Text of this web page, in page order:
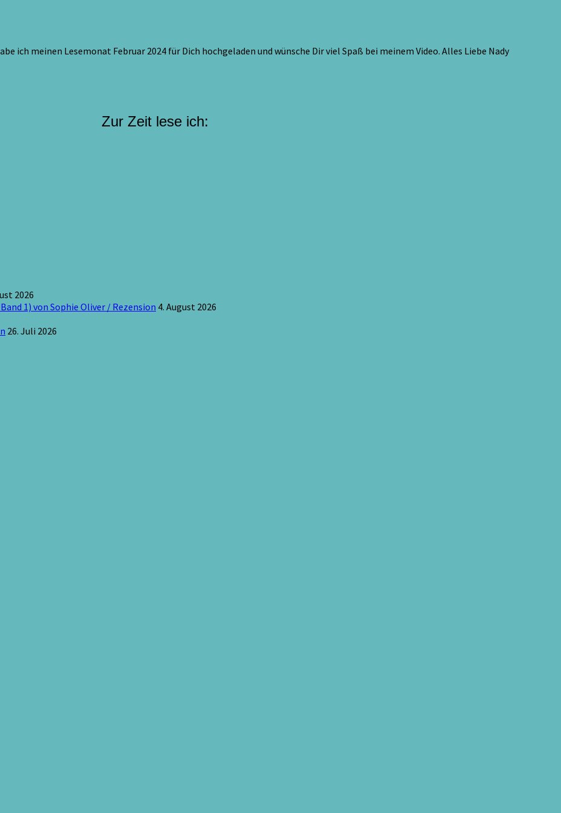
ich meinen Lesemonat Februar 2024 für Dich hochgeladen und wünsche Dir viel Spaß bei meinem Video. Alles Liebe Nady
Zur Zeit lese ich:
2026
1) von Sophie Oliver / Rezension 4. August 2026
26. Juli 2026